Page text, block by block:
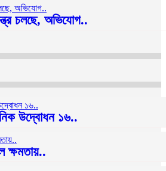
চলছে, অভিযোগ..
উদ্বোধন ১৬..
ক্ষমতায়..